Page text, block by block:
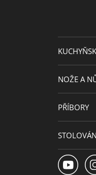
NOŽE A
PŘÍBORY